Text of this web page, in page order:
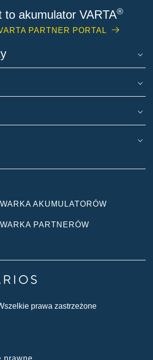
to akumulator VARTA®
PARTNER PORTAL
AKUMULATORÓW
PARTNERÓW
prawa zastrzeżone
prawne